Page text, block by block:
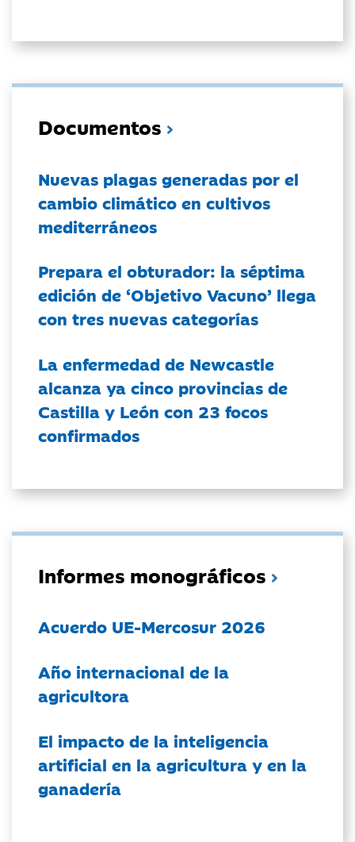
Documentos
Nuevas plagas generadas por el
cambio climático en cultivos
mediterráneos
Prepara el obturador: la séptima
edición de ‘Objetivo Vacuno’ llega
con tres nuevas categorías
La enfermedad de Newcastle
alcanza ya cinco provincias de
Castilla y León con 23 focos
confirmados
Informes monográficos
Acuerdo UE-Mercosur 2026
Año internacional de la
agricultora
El impacto de la inteligencia
artificial en la agricultura y en la
ganadería